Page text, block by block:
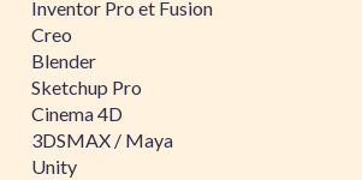
Inventor Pro et Fusion
Creo
Blender
Sketchup Pro
Cinema 4D
3DSMAX / Maya
Unity